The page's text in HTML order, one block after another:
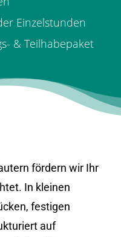
Einzelstunden
& Teilhabepaket
fördern wir Ihr
In kleinen
festigen
auf